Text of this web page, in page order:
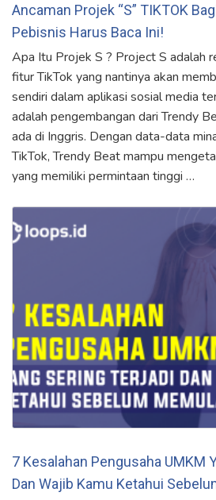
Ancaman Projek “S” TIKTOK
Pebisnis Harus Baca Ini!
Apa Itu Projek S ? Project S adalah
fitur TikTok yang nantinya akan
sendiri dalam aplikasi sosial media
adalah pengembangan dari Trendy
ada di Inggris. Dengan data-data
TikTok, Trendy Beat mampu
yang memiliki permintaan tinggi …
7 Kesalahan Pengusaha UMKM
Dan Wajib Kamu Ketahui